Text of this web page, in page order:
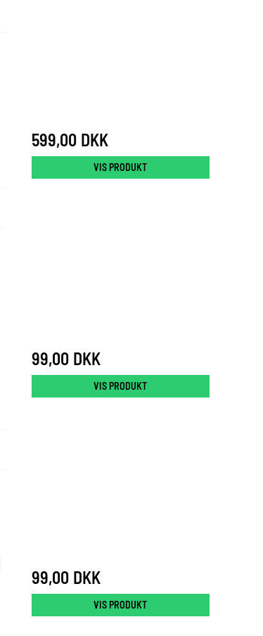
599,00 DKK
VIS PRODUKT
99,00 DKK
VIS PRODUKT
99,00 DKK
VIS PRODUKT